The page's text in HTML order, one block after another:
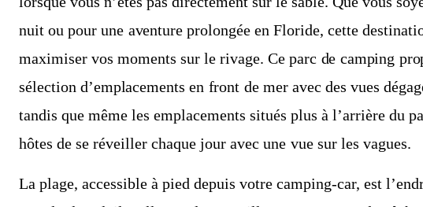
nuit ou pour une aventure prolongée en Floride, cette
maximiser vos moments sur le rivage. Ce parc de camping
sélection d’emplacements en front de mer avec des vues
tandis que même les emplacements situés plus à l’arrière du
hôtes de se réveiller chaque jour avec une vue sur les vagues.
La plage, accessible à pied depuis votre camping-car, est